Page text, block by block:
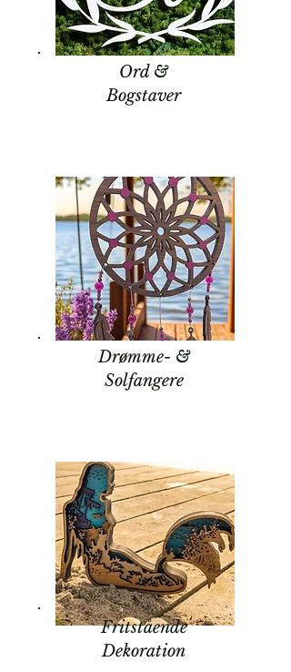
Ord &
Bogstaver
Drømme- &
Solfangere
Fritstående
Dekoration